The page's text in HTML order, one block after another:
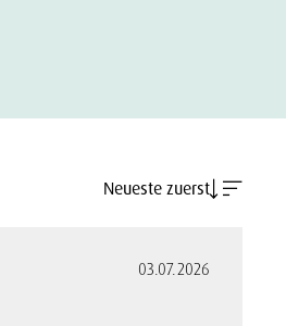
Neueste zuerst
03.07.2026